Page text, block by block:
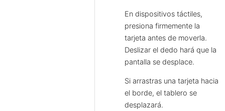
En dispositivos táctiles,
presiona firmemente la
tarjeta antes de moverla.
Deslizar el dedo hará que la
pantalla se desplace.
Si arrastras una tarjeta hacia
el borde, el tablero se
desplazará.